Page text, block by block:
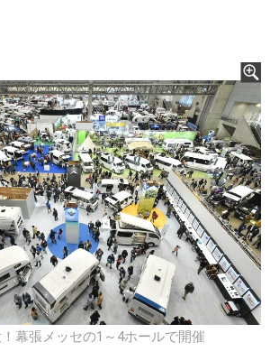
幕張メッセの1～4ホールで開催